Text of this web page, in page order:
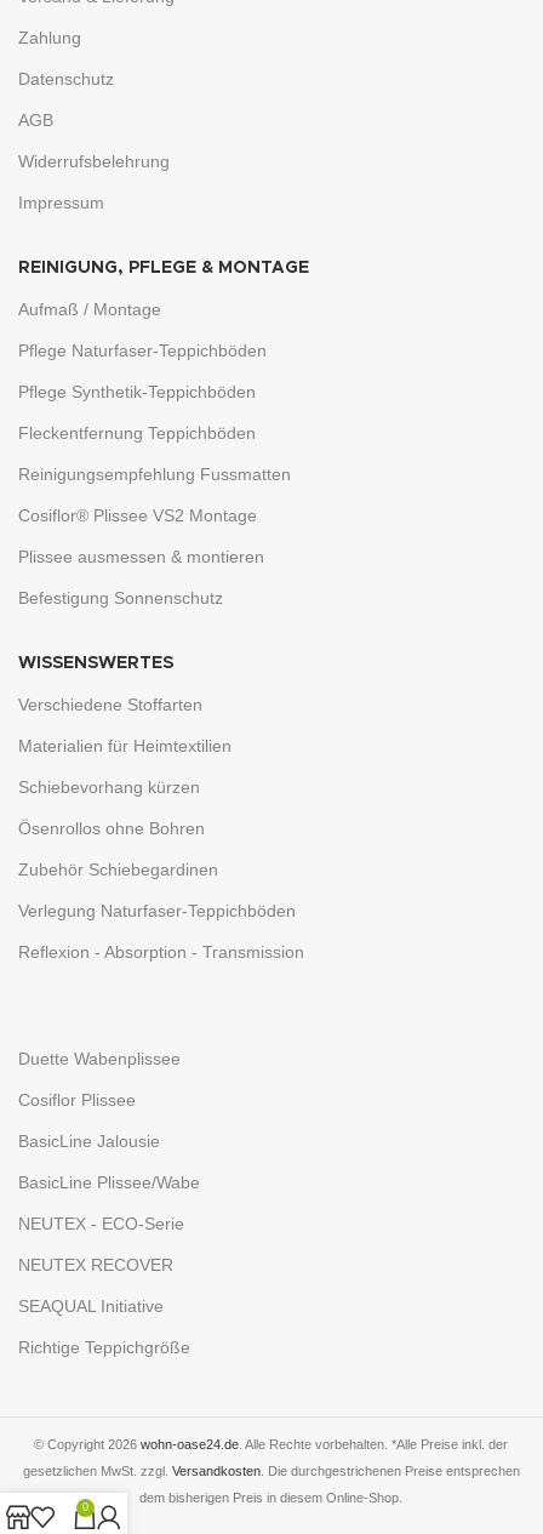
Zahlung
Datenschutz
AGB
Widerrufsbelehrung
Impressum
REINIGUNG, PFLEGE & MONTAGE
Aufmaß / Montage
Pflege Naturfaser-Teppichböden
Pflege Synthetik-Teppichböden
Fleckentfernung Teppichböden
Reinigungsempfehlung Fussmatten
Cosiflor® Plissee VS2 Montage
Plissee ausmessen & montieren
Befestigung Sonnenschutz
WISSENSWERTES
Verschiedene Stoffarten
Materialien für Heimtextilien
Schiebevorhang kürzen
Ösenrollos ohne Bohren
Zubehör Schiebegardinen
Verlegung Naturfaser-Teppichböden
Reflexion - Absorption - Transmission
Duette Wabenplissee
Cosiflor Plissee
BasicLine Jalousie
BasicLine Plissee/Wabe
NEUTEX - ECO-Serie
NEUTEX RECOVER
SEAQUAL Initiative
Richtige Teppichgröße
© Copyright 2026wohn-oase24.de . Alle Rechte vorbehalten. *Alle Preise inkl. der
gesetzlichen MwSt. zzgl. Versandkosten. Die durchgestrichenen Preise entsprechen
dem bisherigen Preis in diesem Online-Shop.
0